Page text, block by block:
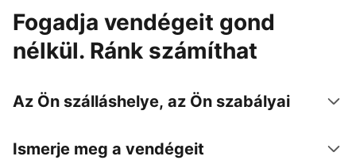
Fogadja vendégeit gond
nélkül. Ránk számíthat
Az Ön szálláshelye, az Ön szabályai
Ismerje meg a vendégeit